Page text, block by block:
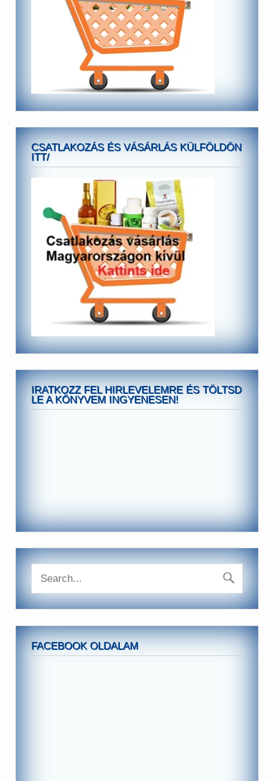
CSATLAKOZÁS ÉS VÁSÁRLÁS KÜLFÖLDÖN
ITT/
IRATKOZZ FEL HIRLEVELEMRE ÉS TÖLTSD
LE A KÖNYVEM INGYENESEN!
FACEBOOK OLDALAM